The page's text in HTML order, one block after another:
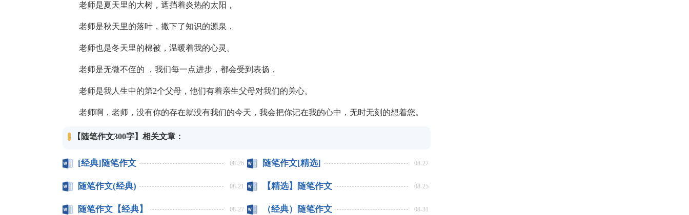
老师是夏天里的大树，遮挡着炎热的太阳，
老师是秋天里的落叶，撒下了知识的源泉，
老师也是冬天里的棉被，温暖着我的心灵。
老师是无微不侄的 ，我们每一点进步，都会受到表扬，
老师是我人生中的第2个父母，他们有着亲生父母对我们的关心。
老师啊，老师，没有你的存在就没有我们的今天，我会把你记在我的心中，无时无刻的想着您。
【随笔作文300字】相关文章：
[经典]随笔作文 08-26 随笔作文[精选] 08-27
随笔作文(经典) 08-21 【精选】随笔作文 08-25
随笔作文【经典】 08-27 （经典）随笔作文 08-31